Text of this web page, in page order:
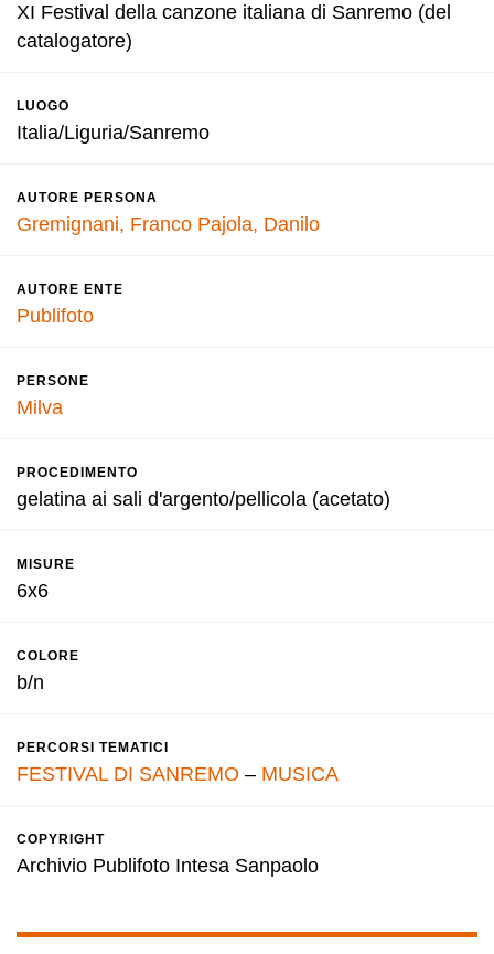
XI Festival della canzone italiana di Sanremo (del
catalogatore)
LUOGO
Italia/Liguria/Sanremo
AUTORE PERSONA
Gremignani, Franco Pajola, Danilo
AUTORE ENTE
Publifoto
PERSONE
Milva
PROCEDIMENTO
gelatina ai sali d'argento/pellicola (acetato)
MISURE
6x6
COLORE
b/n
PERCORSI TEMATICI
FESTIVAL DI SANREMO – MUSICA
COPYRIGHT
Archivio Publifoto Intesa Sanpaolo